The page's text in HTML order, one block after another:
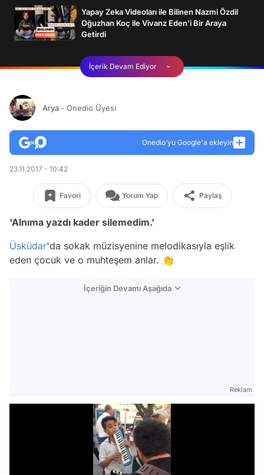
Yapay Zeka Videoları ile Bilinen Nazmi Özdil
Oğuzhan Koç ile Vivanz Eden'i Bir Araya
Getirdi
İçerik Devam Ediyor
Arya - Onedio Üyesi
Onedio’yu Google'a ekleyin
23.11.2017 - 10:42
Favori Yorum Yap Paylaş
'Alnıma yazdı kader silemedim.'
Üsküdar'da sokak müzisyenine melodikasıyla eşlik
eden çocuk ve o muhteşem anlar. 👏
İçeriğin Devamı Aşağıda
Reklam